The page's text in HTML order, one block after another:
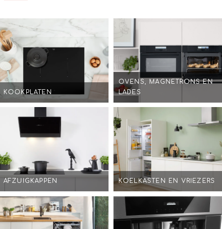
KOOKPLATEN
OVENS, MAGNETRONS EN
LADES
AFZUIGKAPPEN KOELKASTEN EN VRIEZERS